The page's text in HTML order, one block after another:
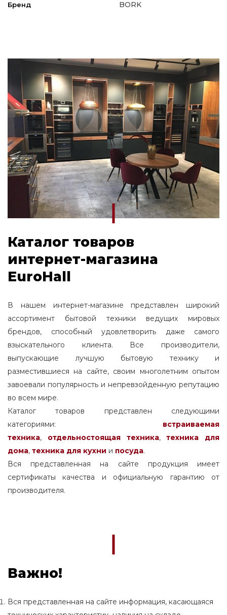
Бренд BORK
Каталог товаров
интернет-магазина
EuroHall
В нашем интернет-магазине представлен широкий
ассортимент бытовой техники ведущих мировых
брендов, способный удовлетворить даже самого
взыскательного клиента. Все производители,
выпускающие лучшую бытовую технику и
разместившиеся на сайте, своим многолетним опытом
завоевали популярность и непревзойденную репутацию
во всем мире.
Каталог товаров представлен следующими
категориями: встраиваемая
техника, отдельностоящаятехника,
техника для
дома, техника для кухни и посуда.
Вся представленная на сайте продукция имеет
сертификаты качества и официальную гарантию от
производителя.
Важно!
Вся представленная на сайте информация, касающаяся